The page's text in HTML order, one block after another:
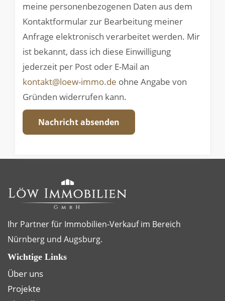
meine personenbezogenen Daten aus dem
Kontaktformular zur Bearbeitung meiner
Anfrage elektronisch verarbeitet werden. Mir
ist bekannt, dass ich diese Einwilligung
jederzeit per Post oder E-Mail an
kontakt@loew-immo.de ohne Angabe von
Gründen widerrufen kann.
Nachricht absenden
Ihr Partner für Immobilien-Verkauf im Bereich
Nürnberg und Augsburg.
Wichtige Links
Über uns
Projekte